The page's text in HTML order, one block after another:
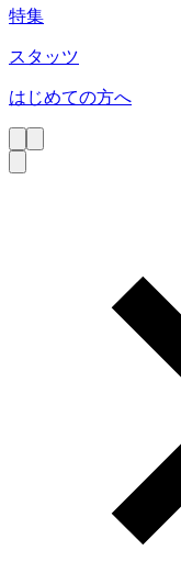
特集
スタッツ
はじめての方へ